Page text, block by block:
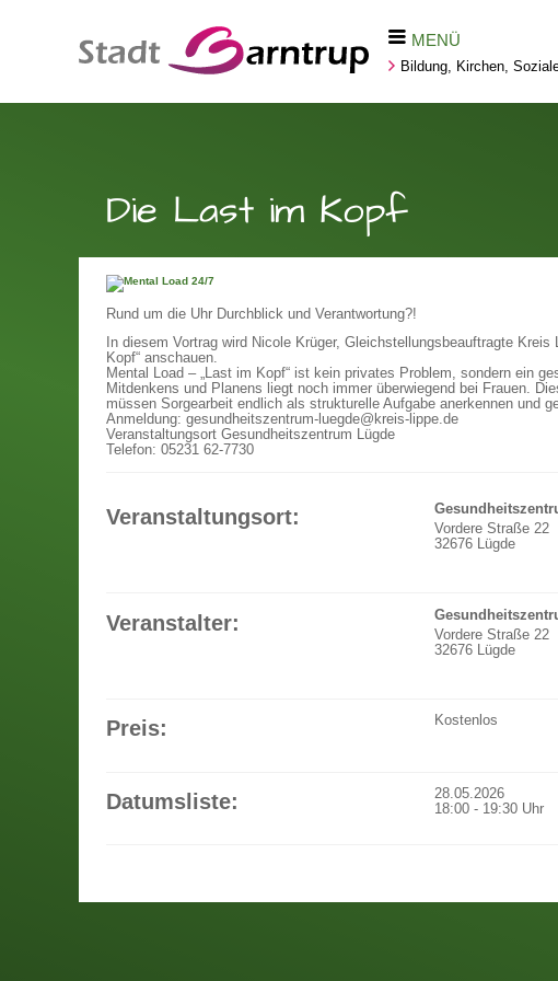
MENÜ
Bildung, Kirchen,
Die Last im Kopf
Rund um die Uhr Durchblick und Verantwortung?!
In diesem Vortrag wird Nicole Krüger, Gleichstellungsbeauftragte
Kopf“ anschauen.
Mental Load – „Last im Kopf“ ist kein privates Problem, sondern ein
Mitdenkens und Planens liegt noch immer überwiegend bei Frauen.
müssen Sorgearbeit endlich als strukturelle Aufgabe anerkennen und
Anmeldung: gesundheitszentrum-luegde@kreis-lippe.de
Veranstaltungsort Gesundheitszentrum Lügde
Telefon: 05231 62-7730
Veranstaltungsort:
Vordere Straße 22
32676 Lügde
Veranstalter:
Vordere Straße 22
32676 Lügde
Preis: Kostenlos
Datumsliste:
28.05.2026
18:00 - 19:30 Uhr